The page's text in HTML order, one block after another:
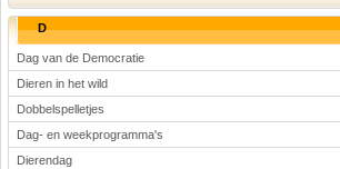
D
Dag van de Democratie
Dieren in het wild
Dobbelspelletjes
Dag- en weekprogramma's
Dierendag